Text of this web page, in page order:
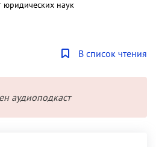
юридических наук
В список чтения
аудиоподкаст